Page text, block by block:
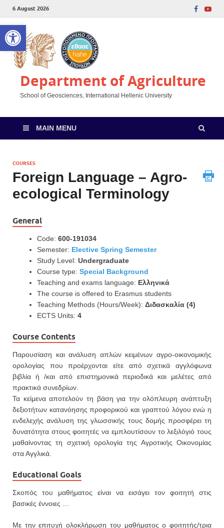
Open toolbar
6 August 2026
Department of Agriculture
School of Geosciences, International Hellenic University
MAIN MENU
COURSES
Foreign Language – Agro-
ecological Terminology
General
Code: 600-191034
Semester: Elective Spring Semester
Study Level: Undergraduate
Course type: Special Background
Teaching and exams language: Ελληνικά
The course is offered to Erasmus students
Teaching Methods (Hours/Week): Διδασκαλία (4)
ECTS Units: 4
Course Contents
Παρουσίαση και ανάλυση απλών κειμένων αγρο-οικονομικής
ορολογίας που προέρχονται είτε από σχετικά αγγλόφωνα
βιβλία ή /και από επιστημονικά περιοδικά και μελέτες από
πρακτικά συνεδρίων.
Τα κείμενα αποτελούν τη βάση για την ολόπλευρη ανάπτυξη
δεξιοτήτων κατανόησης προφορικού και γραπτού λόγου ενώ η
ενδελεχής ανάλυση της γλωσσικής τους δομής προσφέρει τη
δυνατότητα στους φοιτητές να εμπλουτίσουν το λεξιλόγιό τους
μαθαίνοντας τη σχετική ορολογία της Αγροτικής Οικονομίας
στα Αγγλικά.
Educational Goals
Σκοπός του μαθήματος είναι να εισάγει τον φοιτητή στις
βασικές έννοιες …
Με την επιτυχή ολοκλήρωση του μαθήματος ο φοιτητής/τρια